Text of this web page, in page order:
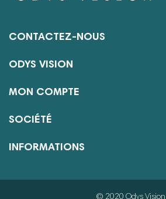
CONTACTEZ-NOUS
ODYS VISION
MON COMPTE
SOCIÉTÉ
INFORMATIONS
© 2020 Odys Vision